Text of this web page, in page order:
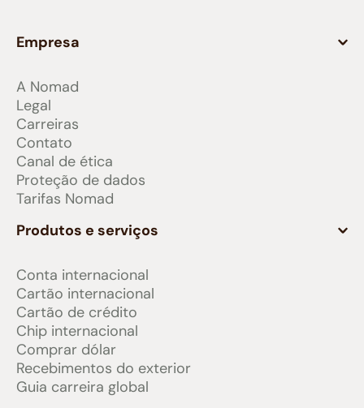
Empresa
A Nomad
Legal
Carreiras
Contato
Canal de ética
Proteção de dados
Tarifas Nomad
Produtos e serviços
Conta internacional
Cartão internacional
Cartão de crédito
Chip internacional
Comprar dólar
Recebimentos do exterior
Guia carreira global